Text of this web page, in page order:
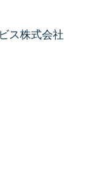
ス株式会社